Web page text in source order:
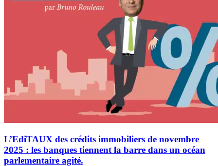
L’EdiTAUX des crédits immobiliers de novembre
2025 : les banques tiennent la barre dans un océan
parlementaire agité.